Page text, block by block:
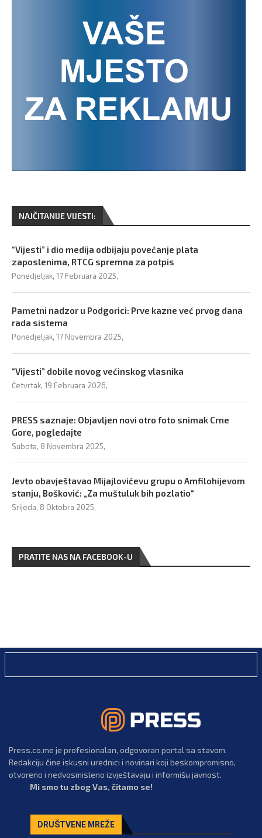
NAJČITANIJE VIJESTI:
“Vijesti” i dio medija odbijaju povećanje plata
zaposlenima, RTCG spremna za potpis
Ponedjeljak, 17 Februara 2025,
Pametni nadzor u Podgorici: Prve kazne već prvog dana
rada sistema
Ponedjeljak, 17 Novembra 2025,
“Vijesti” dobile novog većinskog vlasnika
Četvrtak, 19 Februara 2026,
PRESS saznaje: Objavljen novi otro foto snimak Crne
Gore, pogledajte
Subota, 8 Novembra 2025,
Jevto obavještavao Mijajlovićevu grupu o Amfilohijevom
stanju, Bošković: „Za muštuluk bih pozlatio“
Srijeda, 8 Oktobra 2025,
PRATITE NAS NA FACEBOOK-U
Press.co.me je profesionalan, odgovoran portal sa stavom.
Redakciju čine iskusni urednici i novinari koji beskompromisno,
otvoreno i nedvosmisleno izvještavaju i informišu javnost.
Mi smo tu zbog Vas, čitamo se!
DRUŠTVENE MREŽE